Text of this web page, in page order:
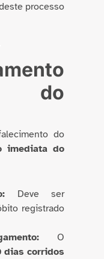
processo
do
do
imediata do
Deve ser
registrado
O
dias corridos